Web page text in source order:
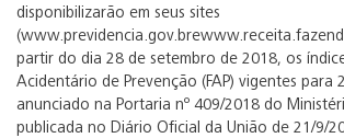
disponibilizarão em seus sites
partir do dia 28 de setembro de 2018, os
Acidentário de Prevenção (FAP) vigentes para
anunciado na Portaria nº 409/2018 do
publicada no Diário Oficial da União de 21/9/